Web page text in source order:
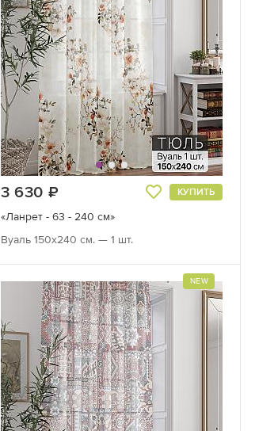
3 630 КУПИТЬ
«Ланрет - 63 - 240 см»
Вуаль 150х240 см. — 1 шт.
NEW